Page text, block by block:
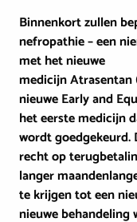
Binnenkort zullen
nefropathie – een
met het nieuwe
medicijn Atrasentan
nieuwe Early and
het eerste medicijn
wordt goedgekeurd.
recht op
langer
te krijgen tot een
nieuwe